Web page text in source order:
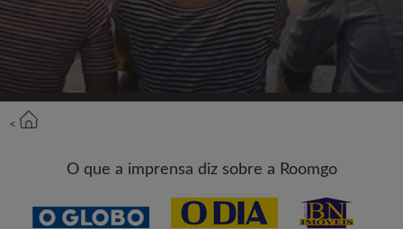
Jamais publicaremos na sua linha do tempo sem
sua permissão
OU
Nome
<
O que a imprensa diz sobre a Roomgo